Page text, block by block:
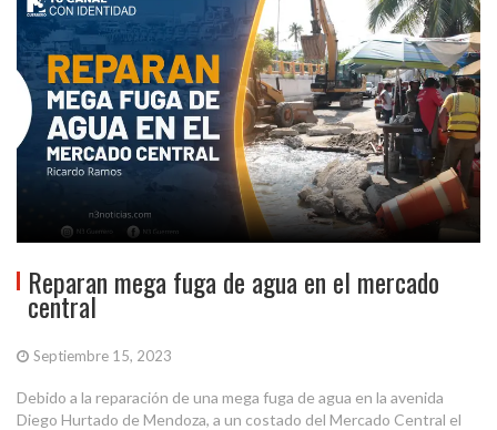
Reparan mega fuga de agua en el mercado
central
Septiembre 15, 2023
Debido a la reparación de una mega fuga de agua en la avenida
Diego Hurtado de Mendoza, a un costado del Mercado Central el